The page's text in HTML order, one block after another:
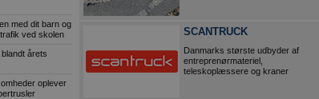
med dit barn og
ved skolen
årets
oplever
SCANTRUCK
Danmarks største udbyder af
entreprenørmateriel,
teleskoplæssere og kraner